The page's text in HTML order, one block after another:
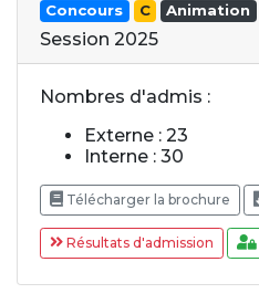
Concours C Animation
Session 2025
Nombres d'admis :
Externe : 23
Interne : 30
Télécharger la brochure
Résultats d'admission